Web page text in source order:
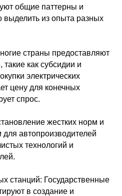
общие паттерны и
из опыта разных
страны предоставляют
как субсидии и
электрических
цену для конечных
спрос.
жестких норм и
автопроизводителей
технологий и
станций: Государственные
в создание и